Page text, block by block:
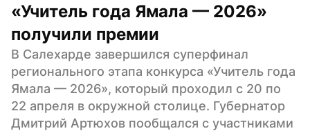
«Учитель года Ямала — 2026»
получили премии
В Салехарде завершился суперфинал
регионального этапа конкурса «Учитель года
Ямала — 2026», который проходил с 20 по
22 апреля в окружной столице. Губернатор
Дмитрий Артюхов пообщался с участниками